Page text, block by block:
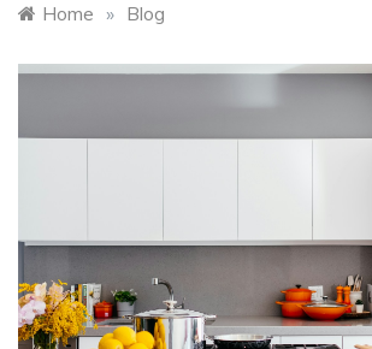
Home » Blog